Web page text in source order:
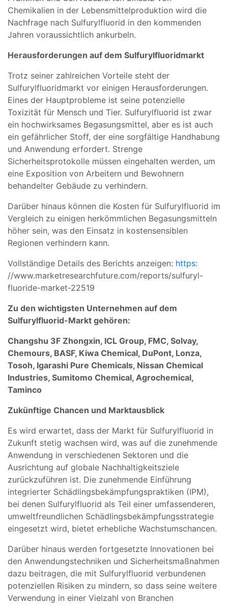
Chemikalien in der Lebensmittelproduktion wird die
Nachfrage nach Sulfurylfluorid in den kommenden
Jahren voraussichtlich ankurbeln.
Herausforderungen auf dem Sulfurylfluoridmarkt
Trotz seiner zahlreichen Vorteile steht der
Sulfurylfluoridmarkt vor einigen Herausforderungen.
Eines der Hauptprobleme ist seine potenzielle
Toxizität für Mensch und Tier. Sulfurylfluorid ist zwar
ein hochwirksames Begasungsmittel, aber es ist auch
ein gefährlicher Stoff, der eine sorgfältige Handhabung
und Anwendung erfordert. Strenge
Sicherheitsprotokolle müssen eingehalten werden, um
eine Exposition von Arbeitern und Bewohnern
behandelter Gebäude zu verhindern.
Darüber hinaus können die Kosten für Sulfurylfluorid im
Vergleich zu einigen herkömmlichen Begasungsmitteln
höher sein, was den Einsatz in kostensensiblen
Regionen verhindern kann.
Vollständige Details des Berichts anzeigen: https:
//www.marketresearchfuture.com/reports/sulfuryl-
fluoride-market-22519
Zu den wichtigsten Unternehmen auf dem
Sulfurylfluorid-Markt gehören:
Changshu 3F Zhongxin, ICL Group, FMC, Solvay,
Chemours, BASF, Kiwa Chemical, DuPont, Lonza,
Tosoh, Igarashi Pure Chemicals, Nissan Chemical
Industries, Sumitomo Chemical, Agrochemical,
Taminco
Zukünftige Chancen und Marktausblick
Es wird erwartet, dass der Markt für Sulfurylfluorid in
Zukunft stetig wachsen wird, was auf die zunehmende
Anwendung in verschiedenen Sektoren und die
Ausrichtung auf globale Nachhaltigkeitsziele
zurückzuführen ist. Die zunehmende Einführung
integrierter Schädlingsbekämpfungspraktiken (IPM),
bei denen Sulfurylfluorid als Teil einer umfassenderen,
umweltfreundlichen Schädlingsbekämpfungsstrategie
eingesetzt wird, bietet erhebliche Wachstumschancen.
Darüber hinaus werden fortgesetzte Innovationen bei
den Anwendungstechniken und Sicherheitsmaßnahmen
dazu beitragen, die mit Sulfurylfluorid verbundenen
potenziellen Risiken zu mindern, so dass seine weitere
Verwendung in einer Vielzahl von Branchen